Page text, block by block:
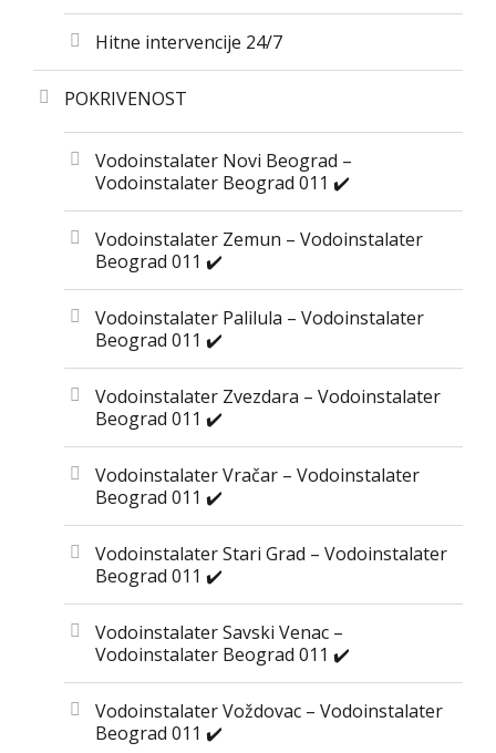
Hitne intervencije 24/7
POKRIVENOST
Vodoinstalater Novi Beograd –
Vodoinstalater Beograd 011 ✔️
Vodoinstalater Zemun – Vodoinstalater
Beograd 011 ✔️
Vodoinstalater Palilula – Vodoinstalater
Beograd 011 ✔️
Vodoinstalater Zvezdara – Vodoinstalater
Beograd 011 ✔️
Vodoinstalater Vračar – Vodoinstalater
Beograd 011 ✔️
Vodoinstalater Stari Grad – Vodoinstalater
Beograd 011 ✔️
Vodoinstalater Savski Venac –
Vodoinstalater Beograd 011 ✔️
Vodoinstalater Voždovac – Vodoinstalater
Beograd 011 ✔️